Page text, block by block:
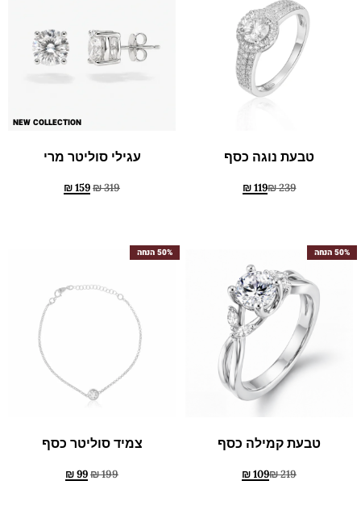
טבעת נוגה כסף
₪239
₪119
NEW COLLECTION
עגילי סוליטר מרי
₪319
₪159
50% הנחה
טבעת קמילה כסף
₪219
₪109
50% הנחה
צמיד סוליטר כסף
₪199
₪99